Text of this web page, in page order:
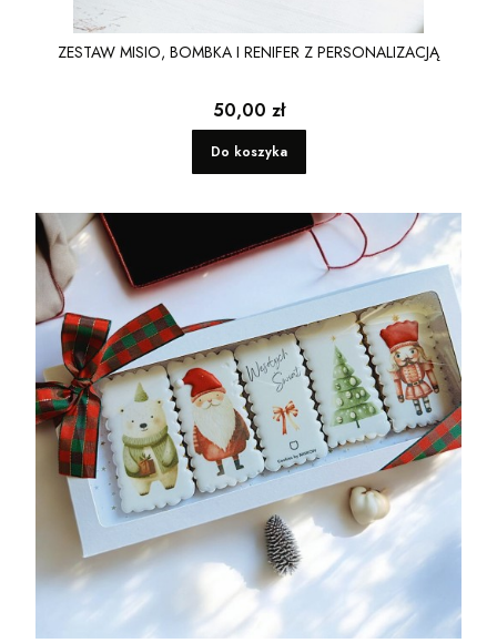
ZESTAW MISIO, BOMBKA I RENIFER Z PERSONALIZACJĄ
Cena
50,00 zł
Do koszyka